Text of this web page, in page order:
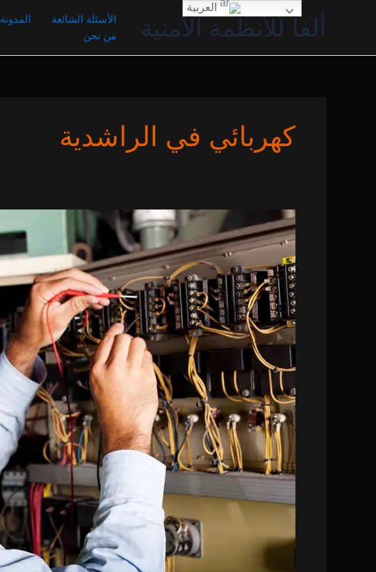
ألفا للأنظمة الأمنية الأسئلة الشائعة المدونة
من نحن
كهربائي في الراشدية
كهربائي
في
مترو
صلاح
الدين
0 (0)
العربية